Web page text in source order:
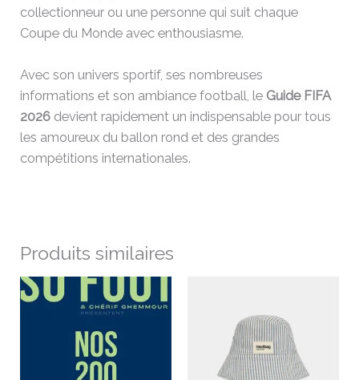
collectionneur ou une personne qui suit chaque
Coupe du Monde avec enthousiasme.
Avec son univers sportif, ses nombreuses
informations et son ambiance football, le Guide FIFA
2026 devient rapidement un indispensable pour tous
les amoureux du ballon rond et des grandes
compétitions internationales.
Produits similaires